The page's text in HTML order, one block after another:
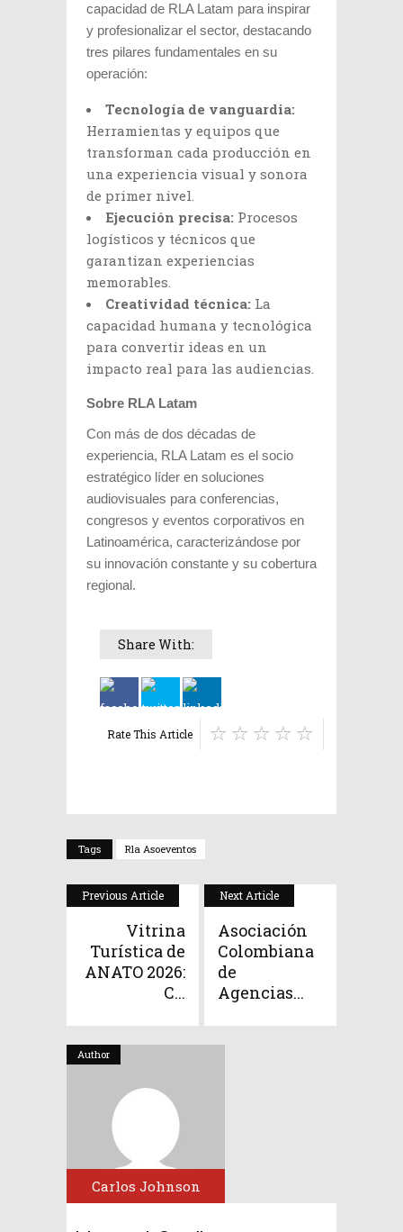
capacidad de RLA Latam para inspirar
y profesionalizar el sector, destacando
tres pilares fundamentales en su
operación:
Tecnología de vanguardia:
Herramientas y equipos que
transforman cada producción en
una experiencia visual y sonora
de primer nivel.
Ejecución precisa: Procesos
logísticos y técnicos que
garantizan experiencias
memorables.
Creatividad técnica: La
capacidad humana y tecnológica
para convertir ideas en un
impacto real para las audiencias.
Sobre RLA Latam
Con más de dos décadas de
experiencia, RLA Latam es el socio
estratégico líder en soluciones
audiovisuales para conferencias,
congresos y eventos corporativos en
Latinoamérica, caracterizándose por
su innovación constante y su cobertura
regional.
Share With:
Rate This Article
Tags Rla Asoeventos
Previous Article
Vitrina
Turística de
ANATO 2026:
C...
Next Article
Asociación
Colombiana
de
Agencias...
Author
Carlos Johnson